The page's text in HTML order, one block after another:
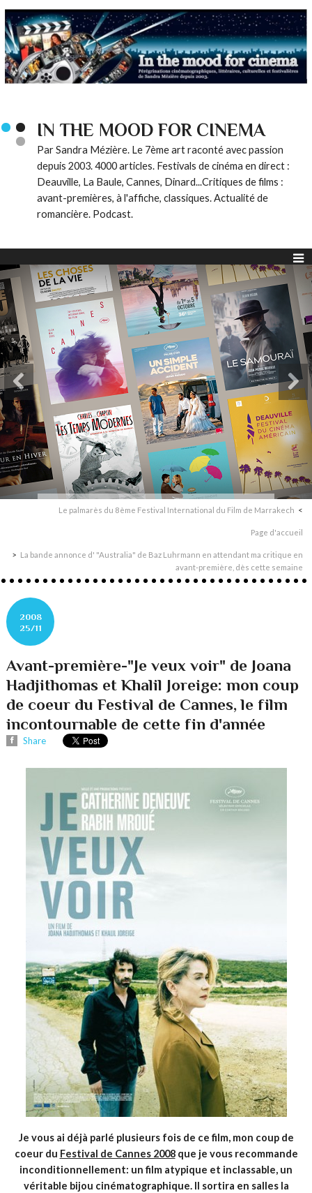
IN THE MOOD FOR CINEMA
Par Sandra Mézière. Le 7ème art raconté avec passion
depuis 2003. 4000 articles. Festivals de cinéma en direct :
Deauville, La Baule, Cannes, Dinard...Critiques de films :
avant-premières, à l'affiche, classiques. Actualité de
romancière. Podcast.
Le palmarès du 8ème Festival International du Film de Marrakech
Page d'accueil
La bande annonce d' "Australia" de Baz Luhrmann en attendant ma critique en
avant-première, dès cette semaine
2008
25/11
Avant-première-"Je veux voir" de Joana
Hadjithomas et Khalil Joreige: mon coup
de coeur du Festival de Cannes, le film
incontournable de cette fin d'année
Share
Je vous ai déjà parlé plusieurs fois de ce film, mon coup de
coeur du Festival de Cannes 2008que je vous recommande
inconditionnellement: un film atypique et inclassable, un
véritable bijou cinématographique. Il sortira en salles la